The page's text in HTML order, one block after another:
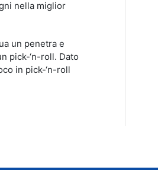
nella miglior
un penetra e
pick-‘n-roll. Dato
in pick-‘n-roll